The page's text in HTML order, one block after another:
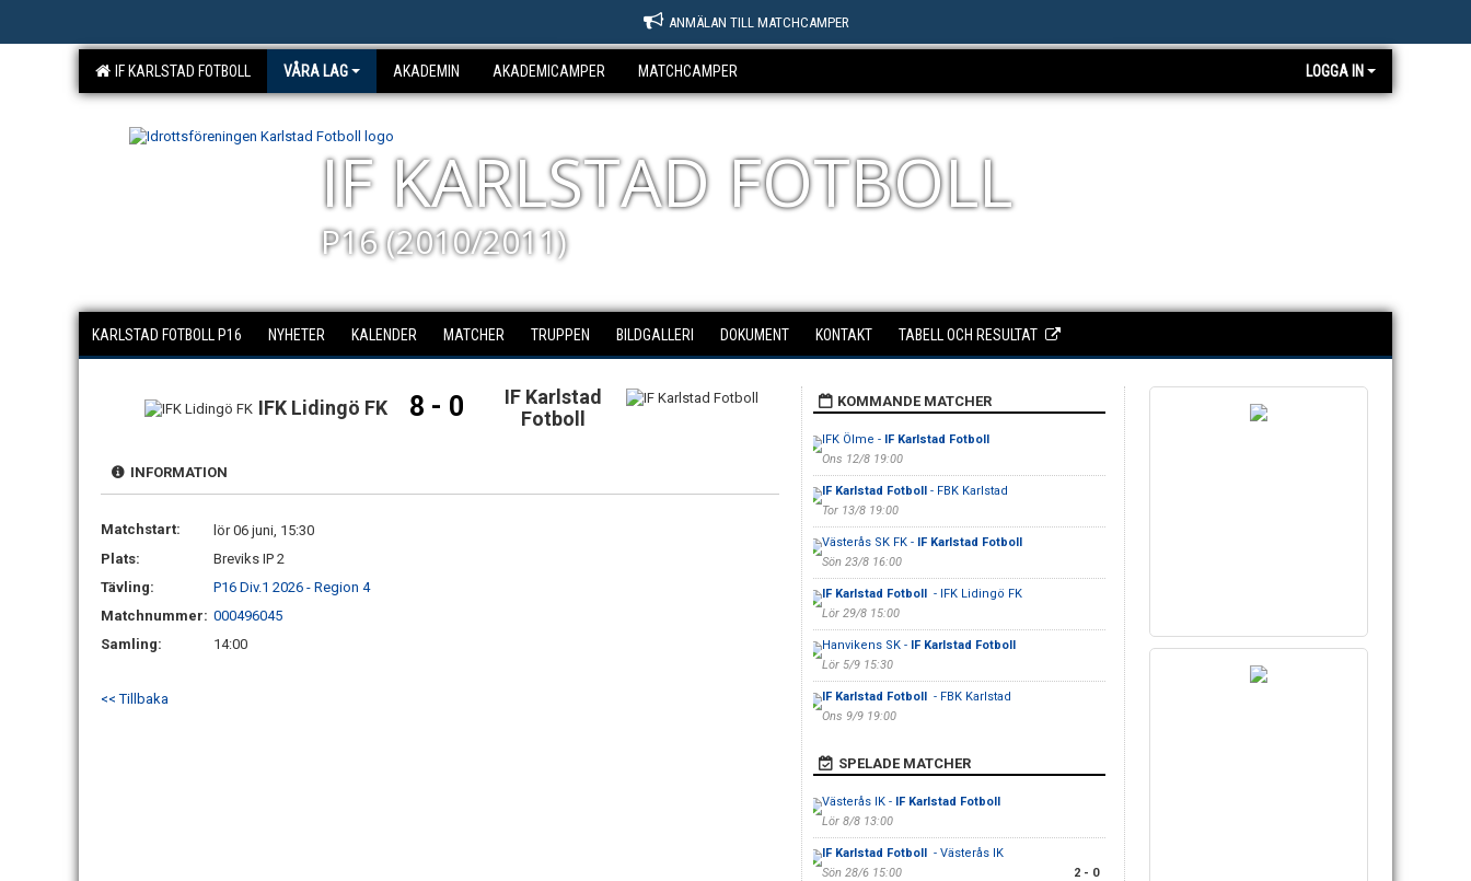
ANMÄLAN TILL MATCHCAMPER
IF KARLSTAD FOTBOLL VÅRA LAG AKADEMIN AKADEMICAMPER MATCHCAMPER LOGGA IN
IF KARLSTAD FOTBOLL
P16 (2010/2011)
KARLSTAD FOTBOLL P16 NYHETER KALENDER MATCHER TRUPPEN BILDGALLERI DOKUMENT KONTAKT TABELL OCH RESULTAT
IFK Lidingö FK 8 - 0
IF Karlstad
Fotboll
INFORMATION
Matchstart:
lör 06 juni, 15:30
Plats:
Breviks IP 2
Tävling:
P16 Div.1 2026 - Region 4
Matchnummer: 000496045
Samling:
14:00
<< Tillbaka
KOMMANDE MATCHER
IFK Ölme - IF Karlstad Fotboll
Ons 12/8 19:00
IF Karlstad Fotboll- FBK Karlstad
Tor 13/8 19:00
Västerås SK FK - IF Karlstad Fotboll
Sön 23/8 16:00
IF Karlstad Fotboll - IFK Lidingö FK
Lör 29/8 15:00
Hanvikens SK - IF Karlstad Fotboll
Lör 5/9 15:30
IF Karlstad Fotboll - FBK Karlstad
Ons 9/9 19:00
SPELADE MATCHER
Västerås IK - IF Karlstad Fotboll
Lör 8/8 13:00
IF Karlstad Fotboll - Västerås IK
Sön 28/6 15:00
2 - 0